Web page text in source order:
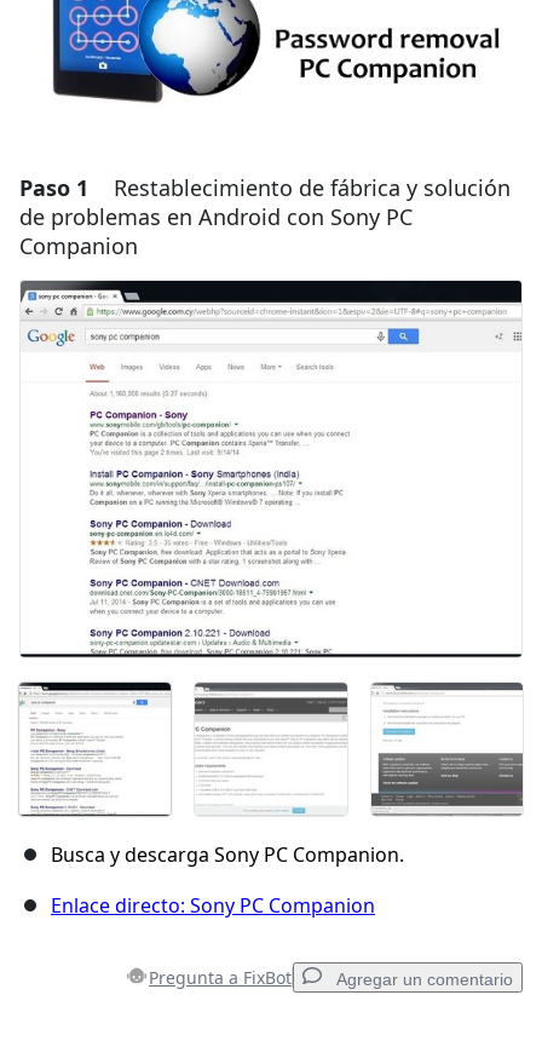
Paso 1
Restablecimiento de fábrica y solución
de problemas en Android con Sony PC
Companion
Busca y descarga Sony PC Companion.
Enlace directo: Sony PC Companion
Pregunta a FixBot Agregar un comentario